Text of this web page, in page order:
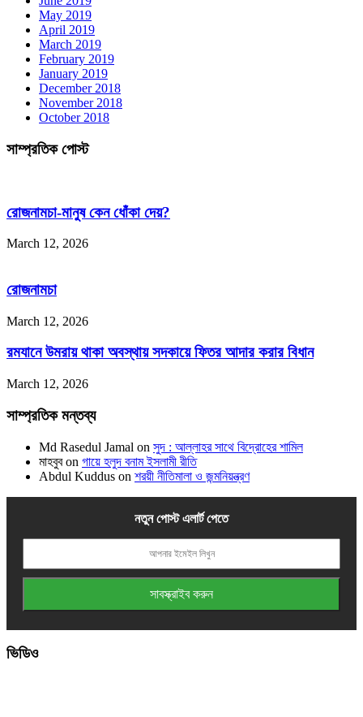
May 2019
April 2019
March 2019
February 2019
January 2019
December 2018
November 2018
October 2018
সাম্প্রতিক পোস্ট
রোজনামচা-মানুষ কেন ধোঁকা দেয়?
March 12, 2026
রোজনামচা
March 12, 2026
রমযানে উমরায় থাকা অবস্থায় সদকায়ে ফিতর আদার করার বিধান
March 12, 2026
সাম্প্রতিক মন্তব্য
Md Rasedul Jamal on সুদ : আল্লাহর সাথে বিদ্রোহের শামিল
মাহবুবon গায়ে হলুদ বনাম ইসলামী রীতি
Abdul Kuddus on শরয়ী নীতিমালা ও জন্মনিয়ন্ত্রণ
নতুন পোস্ট এলার্ট পেতে
ভিডিও